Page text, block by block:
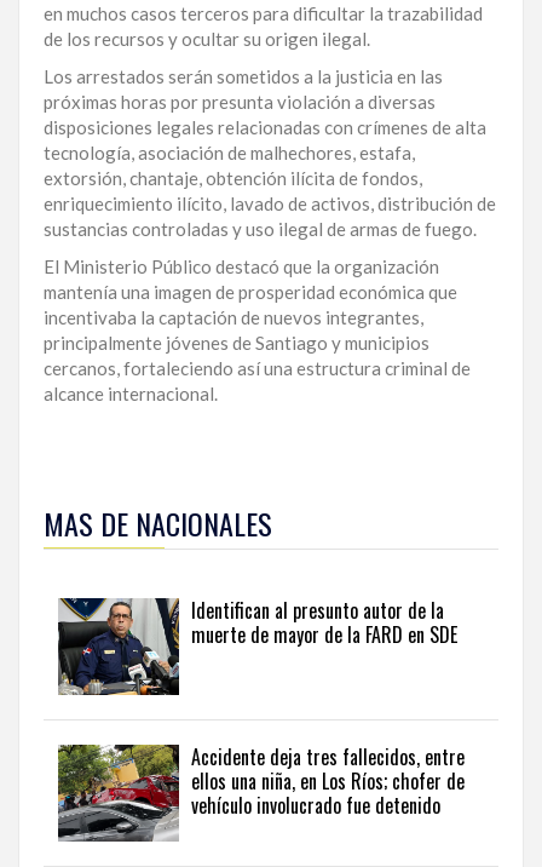
en muchos casos terceros para dificultar la trazabilidad
de los recursos y ocultar su origen ilegal.
Los arrestados serán sometidos a la justicia en las
próximas horas por presunta violación a diversas
disposiciones legales relacionadas con crímenes de alta
tecnología, asociación de malhechores, estafa,
extorsión, chantaje, obtención ilícita de fondos,
enriquecimiento ilícito, lavado de activos, distribución de
sustancias controladas y uso ilegal de armas de fuego.
El Ministerio Público destacó que la organización
mantenía una imagen de prosperidad económica que
incentivaba la captación de nuevos integrantes,
principalmente jóvenes de Santiago y municipios
cercanos, fortaleciendo así una estructura criminal de
alcance internacional.
esta
información
seguir
actualidad
del
país
desde
una
perspectiva
internacional,
visite
the
MAS DE NACIONALES
Identifican al presunto autor de la
muerte de mayor de la FARD en SDE
Accidente deja tres fallecidos, entre
ellos una niña, en Los Ríos; chofer de
vehículo involucrado fue detenido